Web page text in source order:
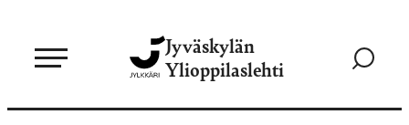
sisältöön
Jyväskylän
Ylioppilaslehti
Siirry